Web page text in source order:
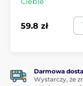
naładować
prowadzą
59.8 zł
Darmowa
Wystarczy, że